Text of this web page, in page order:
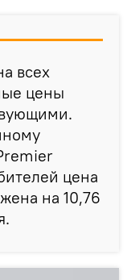
всех
цены
цена
на 10,76